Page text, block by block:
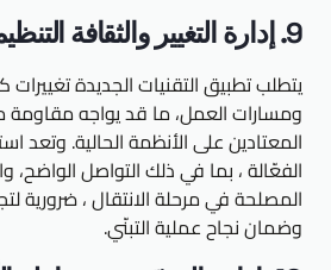
9. إدارة التغيير والثقافة التنظيمية
يتطلب تطبيق التقنيات الجديدة تغييرات
ومسارات العمل، ما قد يواجه
المعتادين على الأنظمة الحالية. وتعد
الفعّالة ، بما في ذلك التواصل الواضح،
المصلحة في مرحلة الانتقال ، ضرورية
وضمان نجاح عملية التبنّي.